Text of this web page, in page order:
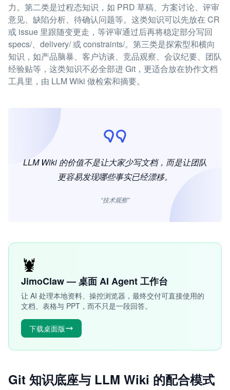
力。第二类是过程态知识，如 PRD 草稿、方案讨论、评审
意见、缺陷分析、待确认问题等。这类知识可以先放在 CR
或 issue 里跟随变更走，等评审通过后再将稳定部分写回
specs/、delivery/ 或 constraints/。第三类是探索型和横向
知识，如产品脑暴、客户访谈、竞品观察、会议纪要、团队
经验贴等，这类知识不必全部进 Git，更适合放在协作文档
工具里，由 LLM Wiki 做检索和摘要。
LLM Wiki 的价值不是让大家少写文档，而是让团队
更容易发现哪些事实已经漂移。
“技术观察”
🦞
JimoClaw — 桌面 AI Agent 工作台
让 AI 处理本地资料、操控浏览器，最终交付可直接使用的
文档、表格与 PPT，而不只是一段回答。
下载桌面版
Git 知识底座与 LLM Wiki 的配合模式